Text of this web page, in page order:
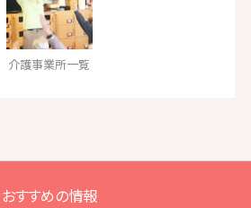
介護事業所一覧
おすすめの情報